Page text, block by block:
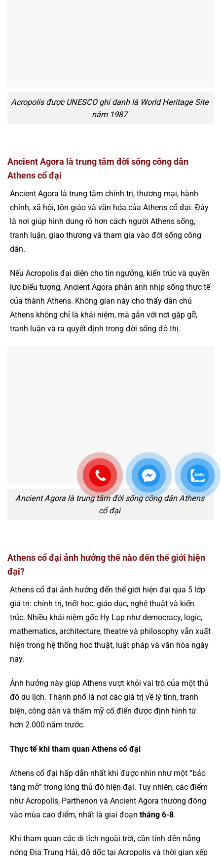
Acropolis được UNESCO ghi danh là World Heritage Site
năm 1987
Ancient Agora là trung tâm đời sống công dân
Athens cổ đại
Ancient Agora là trung tâm chính trị, thương mại, hành
chính, xã hội, tôn giáo và văn hóa của Athens cổ đại. Đây
là nơi giúp hình dung rõ hơn cách người Athens sống,
tranh luận, giao thương và tham gia vào đời sống công
dân.
Nếu Acropolis đại diện cho tín ngưỡng, kiến trúc và quyền
lực biểu tượng, Ancient Agora phản ánh nhịp sống thực tế
của thành Athens. Không gian này cho thấy dân chủ
Athens không chỉ là khái niệm, mà gắn với nơi gặp gỡ,
tranh luận và ra quyết định trong đời sống đô thị.
Ancient Agora là trung tâm đời sống công dân Athens
cổ đại
Athens cổ đại ảnh hưởng thế nào đến thế giới hiện
đại?
Athens cổ đại ảnh hưởng đến thế giới hiện đại qua 5 lớp
giá trị: chính trị, triết học, giáo dục, nghệ thuật và kiến
trúc. Nhiều khái niệm gốc Hy Lạp như democracy, logic,
mathematics, architecture, theatre và philosophy vẫn xuất
hiện trong hệ thống học thuật, luật pháp và văn hóa ngày
nay.
Ảnh hưởng này giúp Athens vượt khỏi vai trò của một thủ
đô du lịch. Thành phố là nơi các giá trị về lý tính, tranh
biện, công dân và thẩm mỹ cổ điển được định hình từ
hơn 2.000 năm trước.
Thực tế khi tham quan Athens cổ đại
Athens cổ đại hấp dẫn nhất khi được nhìn như một “bảo
tàng mở” trong lòng thủ đô hiện đại. Tuy nhiên, các điểm
như Acropolis, Parthenon và Ancient Agora thường đông
vào mùa cao điểm, nhất là giai đoạn tháng 6-8.
Khi tham quan các di tích ngoài trời, cần tính đến nắng
nóng Địa Trung Hải, độ dốc tại Acropolis và thời gian xếp